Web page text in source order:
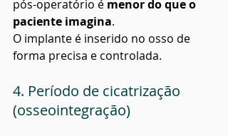
pós-operatório é menor do que o
paciente imagina.
O implante é inserido no osso de
forma precisa e controlada.
4. Período de cicatrização
(osseointegração)